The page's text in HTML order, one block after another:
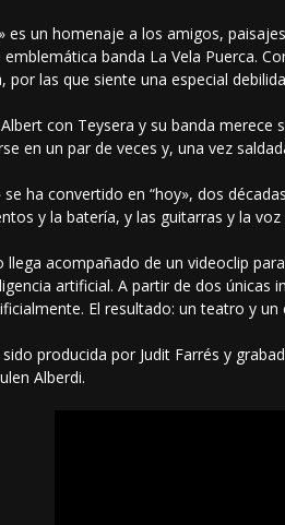
es un homenaje a los amigos,
banda La Vela Puerca.
por las que siente una especial
con Teysera y su banda
en un par de veces y, una vez
se ha convertido en “hoy», dos
y la batería, y las guitarras y la
llega acompañado de un videoclip
artificial. A partir de dos
El resultado: un teatro y
producida por Judit Farrés y
Alberdi.